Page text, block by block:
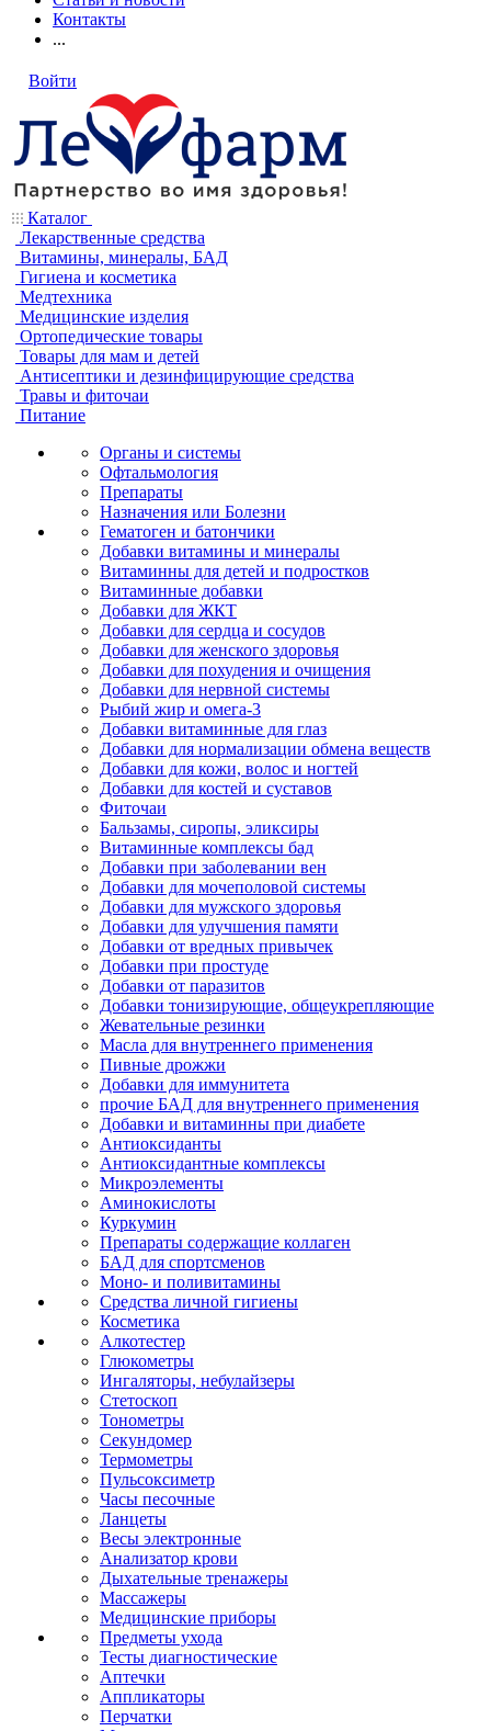
Контакты
...
Войти
Каталог
Лекарственные средства
Витамины, минералы, БАД
Гигиена и косметика
Медтехника
Медицинские изделия
Ортопедические товары
Товары для мам и детей
Антисептики и дезинфицирующие средства
Травы и фиточаи
Питание
Органы и системы
Офтальмология
Препараты
Назначения или Болезни
Гематоген и батончики
Добавки витамины и минералы
Витаминны для детей и подростков
Витаминные добавки
Добавки для ЖКТ
Добавки для сердца и сосудов
Добавки для женского здоровья
Добавки для похудения и очищения
Добавки для нервной системы
Рыбий жир и омега-3
Добавки витаминные для глаз
Добавки для нормализации обмена веществ
Добавки для кожи, волос и ногтей
Добавки для костей и суставов
Фиточаи
Бальзамы, сиропы, эликсиры
Витаминные комплексы бад
Добавки при заболевании вен
Добавки для мочеполовой системы
Добавки для мужского здоровья
Добавки для улучшения памяти
Добавки от вредных привычек
Добавки при простуде
Добавки от паразитов
Добавки тонизирующие, общеукрепляющие
Жевательные резинки
Масла для внутреннего применения
Пивные дрожжи
Добавки для иммунитета
прочие БАД для внутреннего применения
Добавки и витаминны при диабете
Антиоксиданты
Антиоксидантные комплексы
Микроэлементы
Аминокислоты
Куркумин
Препараты содержащие коллаген
БАД для спортсменов
Моно- и поливитамины
Средства личной гигиены
Косметика
Алкотестер
Глюкометры
Ингаляторы, небулайзеры
Стетоскоп
Тонометры
Секундомер
Термометры
Пульсоксиметр
Часы песочные
Ланцеты
Весы электронные
Анализатор крови
Дыхательные тренажеры
Массажеры
Медицинские приборы
Предметы ухода
Тесты диагностические
Аптечки
Аппликаторы
Перчатки